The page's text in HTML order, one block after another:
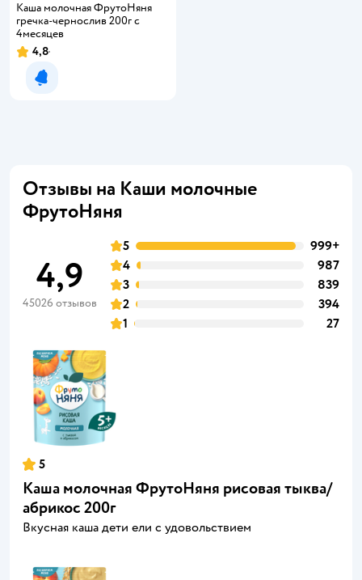
Каша молочная ФрутоНяня
гречка-чернослив 200г с
4месяцев
4,8
Уведомить о появлении
Отзывы на Каши молочные
ФрутоНяня
4,9
45026 отзывов
5
999+
4
987
3
839
2
394
1
27
5
Каша молочная ФрутоНяня рисовая тыква/
абрикос 200г
Вкусная каша дети ели с удовольствием